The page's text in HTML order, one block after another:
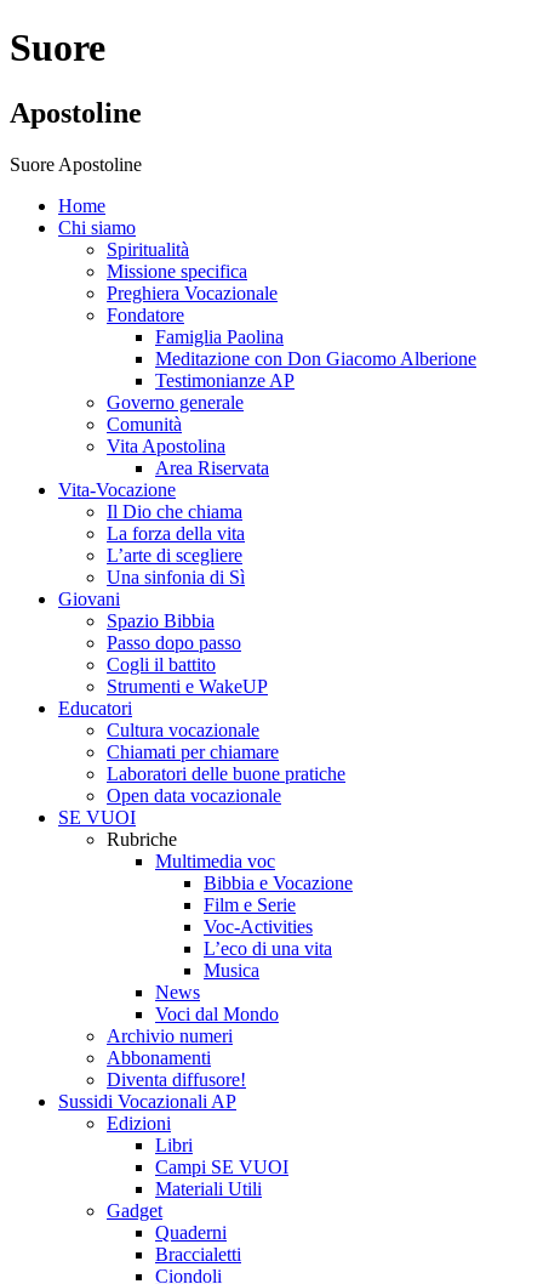
Suore
Apostoline
Suore Apostoline
Home
Chi siamo
Spiritualità
Missione specifica
Preghiera Vocazionale
Fondatore
Famiglia Paolina
Meditazione con Don Giacomo Alberione
Testimonianze AP
Governo generale
Comunità
Vita Apostolina
Area Riservata
Vita-Vocazione
Il Dio che chiama
La forza della vita
L’arte di scegliere
Una sinfonia di Sì
Giovani
Spazio Bibbia
Passo dopo passo
Cogli il battito
Strumenti e WakeUP
Educatori
Cultura vocazionale
Chiamati per chiamare
Laboratori delle buone pratiche
Open data vocazionale
SE VUOI
Rubriche
Multimedia voc
Bibbia e Vocazione
Film e Serie
Voc-Activities
L’eco di una vita
Musica
News
Voci dal Mondo
Archivio numeri
Abbonamenti
Diventa diffusore!
Sussidi Vocazionali AP
Edizioni
Libri
Campi SE VUOI
Materiali Utili
Gadget
Quaderni
Braccialetti
Ciondoli